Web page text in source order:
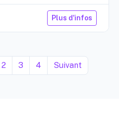
Plus d'infos
2 3 4 Suivant